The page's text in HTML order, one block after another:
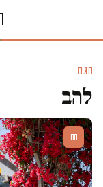
תגית
להב
חם